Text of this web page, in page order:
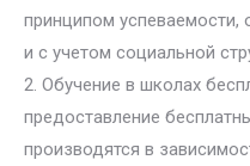
принципом
и с учетом социальной
2. Обучение в школах
предоставление
производятся в